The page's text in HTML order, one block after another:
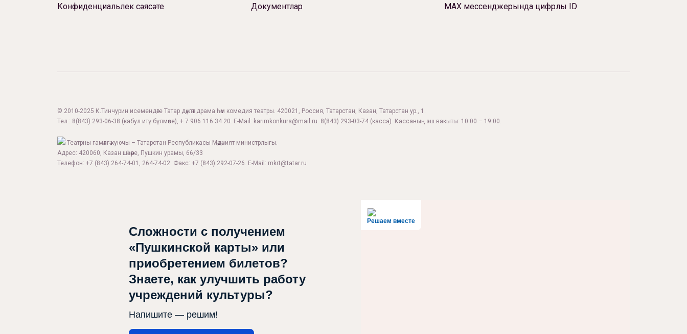
Конфиденциальлек сәясәте
Документлар
МАХ мессенджерында цифрлы ID
© 2010-2025 К.Тинчурин исемендәге Татар дәүләт драма һәм комедия театры. 420021, Россия, Татарстан, Казан, Татарстан ур., 1.
Тел.: 8(843) 293-06-38 (кабул итү бүлмәсе), + 7 906 116 34 20. E-Mail: karimkonkurs@mail.ru. 8(843) 293-03-74 (касса). Кассаның эш вакыты: 10:00 – 19:00.
Театрны гамәлгә куючы – Татарстан Республикасы Мәдәният министрлыгы.
Адрес: 420060, Казан шәһәре, Пушкин урамы, 66/33
Телефон: +7 (843) 264-74-01, 264-74-02. Факс: +7 (843) 292-07-26. E-Mail: mkrt@tatar.ru
Решаем вместе
Сложности с получением
«Пушкинской карты» или
приобретением билетов?
Знаете, как улучшить работу
учреждений культуры?
Напишите — решим!